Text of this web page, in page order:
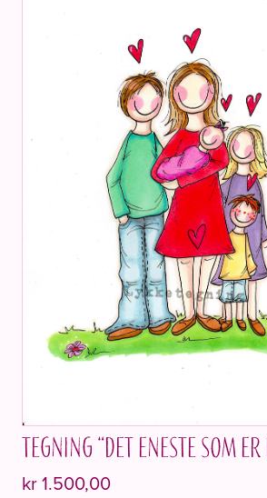
Tegning “Det eneste som er
kr1.500,00